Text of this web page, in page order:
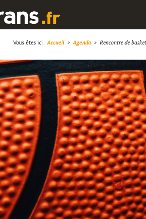
Vous êtes ici : Accueil> Agenda > Rencontre de basket